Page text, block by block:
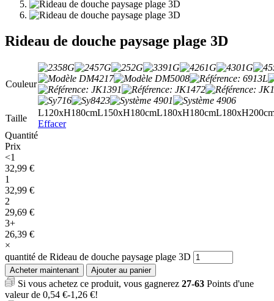
Rideau de douche paysage plage 3D
Couleur
Taille
L120xH180cmL150xH180cmL180xH180cm
Effacer
Quantité
Prix
<1
32,99 €
1
32,99 €
2
29,69 €
3+
26,39 €
×
quantité de Rideau de douche paysage plage 3D
Acheter maintenant Ajouter au panier
Si vous achetez ce produit, vous gagnerez 27-63 Points d'une
valeur de 0,54 €-1,26 €!